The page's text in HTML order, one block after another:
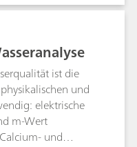
ASTM E1064.
ist die
und
elektrische
m-Wert
und